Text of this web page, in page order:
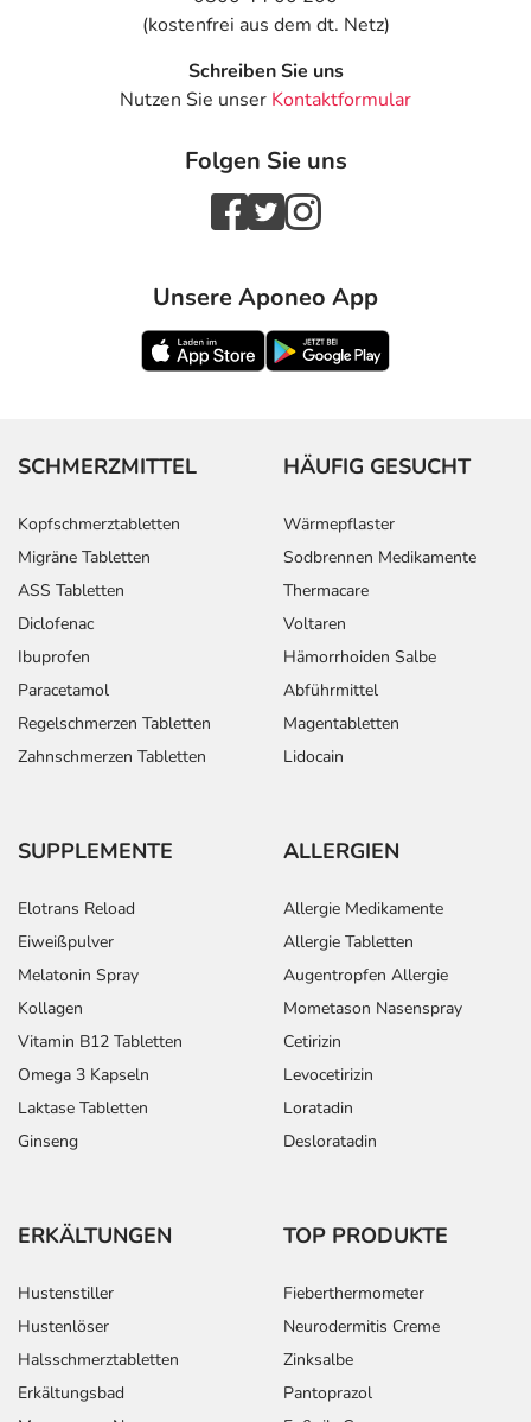
(kostenfrei aus dem dt. Netz)
Schreiben Sie uns
Nutzen Sie unser Kontaktformular
Folgen Sie uns
Unsere Aponeo App
SCHMERZMITTEL
Kopfschmerztabletten
Migräne Tabletten
ASS Tabletten
Diclofenac
Ibuprofen
Paracetamol
Regelschmerzen Tabletten
Zahnschmerzen Tabletten
HÄUFIG GESUCHT
Wärmepflaster
Sodbrennen Medikamente
Thermacare
Voltaren
Hämorrhoiden Salbe
Abführmittel
Magentabletten
Lidocain
SUPPLEMENTE
Elotrans Reload
Eiweißpulver
Melatonin Spray
Kollagen
Vitamin B12 Tabletten
Omega 3 Kapseln
Laktase Tabletten
Ginseng
ALLERGIEN
Allergie Medikamente
Allergie Tabletten
Augentropfen Allergie
Mometason Nasenspray
Cetirizin
Levocetirizin
Loratadin
Desloratadin
ERKÄLTUNGEN
Hustenstiller
Hustenlöser
Halsschmerztabletten
Erkältungsbad
TOP PRODUKTE
Fieberthermometer
Neurodermitis Creme
Zinksalbe
Pantoprazol